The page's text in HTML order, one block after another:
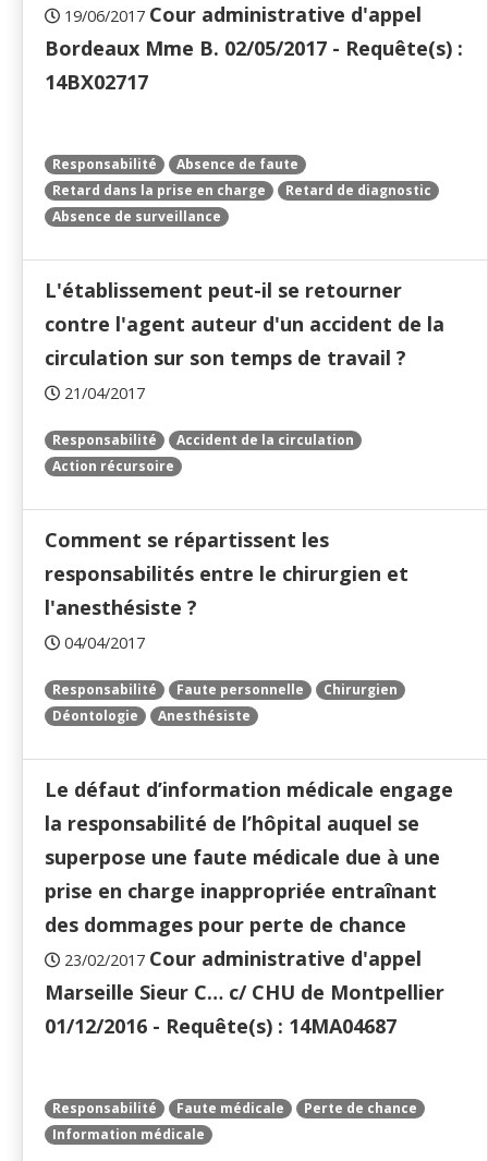
19/06/2017 Cour administrative d'appel
Bordeaux Mme B. 02/05/2017 - Requête(s) :
14BX02717
Responsabilité
Absence de faute
Retard dans la prise en charge
Retard de diagnostic
Absence de surveillance
L'établissement peut-il se retourner
contre l'agent auteur d'un accident de la
circulation sur son temps de travail ?
21/04/2017
Responsabilité
Accident de la circulation
Action récursoire
Comment se répartissent les
responsabilités entre le chirurgien et
l'anesthésiste ?
04/04/2017
Responsabilité Faute personnelle
Chirurgien
Déontologie
Anesthésiste
Le défaut d’information médicale engage
la responsabilité de l’hôpital auquel se
superpose une faute médicale due à une
prise en charge inappropriée entraînant
des dommages pour perte de chance
23/02/2017 Cour administrative d'appel
Marseille Sieur C… c/ CHU de Montpellier
01/12/2016 - Requête(s) : 14MA04687
Responsabilité Faute médicale
Perte de chance
Information médicale